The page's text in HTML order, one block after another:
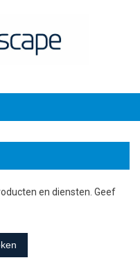
en diensten. Geef